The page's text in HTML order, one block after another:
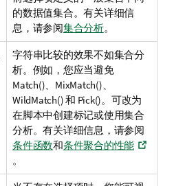
的数据值集合。有关详细信
息，请参阅集合分析。
字符串比较的效果不如集合分
析。例如，您应当避免
Match()
MixMatch()
WildMatch()和 Pick()。可改为
在脚本中创建标记或使用集合
分析。有关详细信息，请参阅
条件函数和条件聚合的性能
。